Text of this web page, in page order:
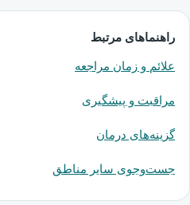
راهنماهای مرتبط
علائم و زمان مراجعه
مراقبت و پیشگیری
گزینه‌های درمان
جست‌وجوی سایر مناطق